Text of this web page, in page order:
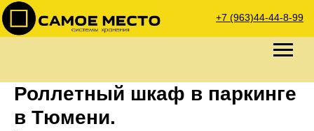
Роллетный шкаф в паркинге
в Тюмени.